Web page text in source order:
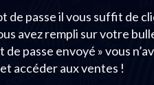
de passe il vous suffit de
avez rempli sur votre
de passe envoyé » vous
accéder aux ventes !